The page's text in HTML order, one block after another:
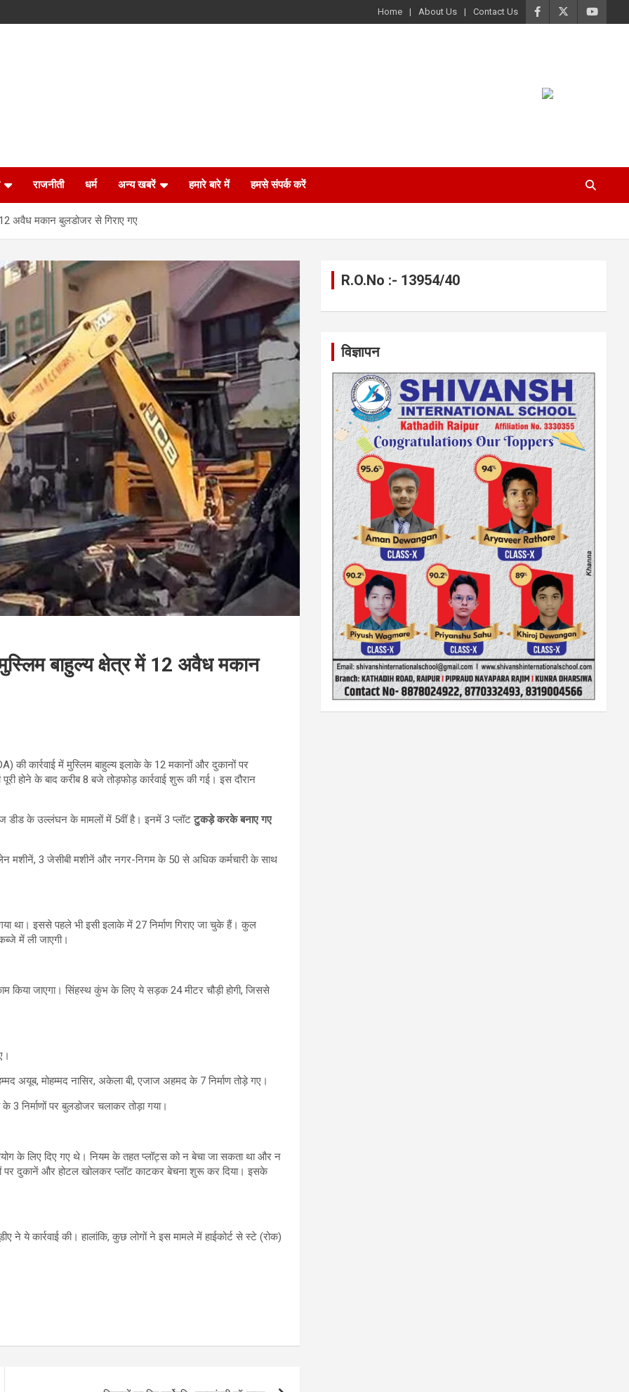
Home About Us Contact Us
राजनीती धर्म अन्य खबरें हमारे बारे में हमसे संपर्क करें
12 अवैध मकान बुलडोजर से गिराए गए
मुस्लिम बाहुल्य क्षेत्र में 12 अवैध मकान
कार्रवाई में मुस्लिम बाहुल्‍य इलाके के 12 मकानों और दुकानों पर
होने के बाद करीब 8 बजे तोड़फोड़ कार्रवाई शुरू की गई। इस दौरान
डीड के उल्लंघन के मामलों में 5वीं है। इनमें 3 प्लॉटटुकड़े करके बनाए गए
मशीनें, 3 जेसीबी मशीनें और नगर-निगम के 50 से अधिक कर्मचारी के साथ
था। इससे पहले भी इसी इलाके में 27 निर्माण गिराए जा चुके हैं। कुल
में ली जाएगी।
किया जाएगा। सिंहस्थ कुंभ के लिए ये सड़क 24 मीटर चौड़ी होगी, जिससे
अयूब, मोहम्मद नासिर, अकेला बी, एजाज अहमद के 7 निर्माण तोड़े गए।
निर्माणों पर बुलडोजर चलाकर तोड़ा गया।
के लिए दिए गए थे। नियम के तहत प्लॉट्स को न बेचा जा सकता था और न
पर दुकानें और होटल खोलकर प्लॉट काटकर बेचना शुरू कर दिया। इसके
ये कार्रवाई की। हालांकि, कुछ लोगों ने इस मामले में हाईकोर्ट से स्टे (रोक)
R.O.No :- 13954/40
विज्ञापन